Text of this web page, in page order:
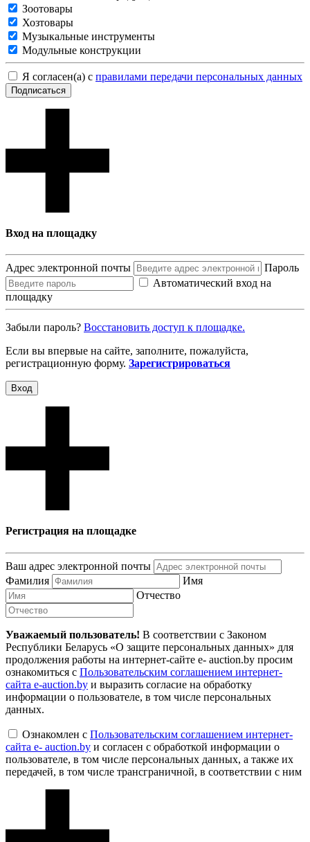
Зоотовары
Хозтовары
Музыкальные инструменты
Модульные конструкции
Я согласен(а) с правилами передачи персональных данных
Подписаться
Вход на площадку
Адрес электронной почты
Пароль
Автоматический вход на
площадку
Забыли пароль? Восcтановить доступ к площадке.
Если вы впервые на сайте, заполните, пожалуйста,
регистрационную форму. Зарегистрироваться
Вход
Регистрация на площадке
Ваш адрес электронной почты
Фамилия
Имя
Отчество
Уважаемый пользователь! В соответствии с Законом
Республики Беларусь «О защите персональных данных» для
продолжения работы на интернет-сайте e- auction.by просим
ознакомиться с Пользовательским соглашением интернет-
сайта e-auction.by и выразить согласие на обработку
информации о пользователе, в том числе персональных
данных.
Ознакомлен с Пользовательским соглашением интернет-
сайта e- auction.by и согласен с обработкой информации о
пользователе, в том числе персональных данных, а также их
передачей, в том числе трансграничной, в соответствии с ним